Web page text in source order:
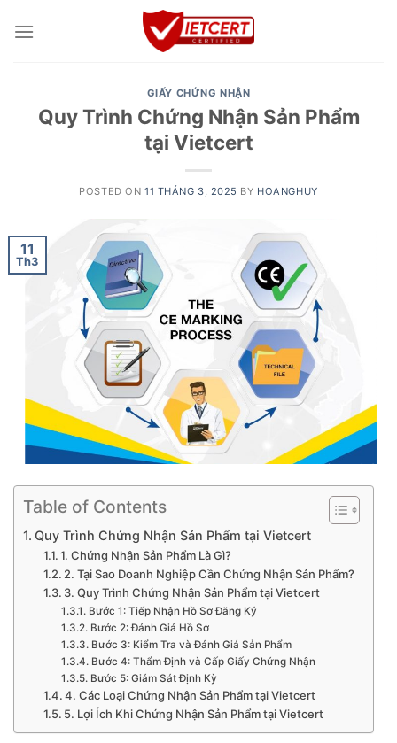
GIẤY CHỨNG NHẬN
Quy Trình Chứng Nhận Sản Phẩm
tại Vietcert
POSTED ON 11 THÁNG 3, 2025 BY HOANGHUY
11
Th3
Table of Contents
Quy Trình Chứng Nhận Sản Phẩm tại Vietcert
1. Chứng Nhận Sản Phẩm Là Gì?
2. Tại Sao Doanh Nghiệp Cần Chứng Nhận Sản Phẩm?
3. Quy Trình Chứng Nhận Sản Phẩm tại Vietcert
Bước 1: Tiếp Nhận Hồ Sơ Đăng Ký
Bước 2: Đánh Giá Hồ Sơ
Bước 3: Kiểm Tra và Đánh Giá Sản Phẩm
Bước 4: Thẩm Định và Cấp Giấy Chứng Nhận
Bước 5: Giám Sát Định Kỳ
4. Các Loại Chứng Nhận Sản Phẩm tại Vietcert
5. Lợi Ích Khi Chứng Nhận Sản Phẩm tại Vietcert